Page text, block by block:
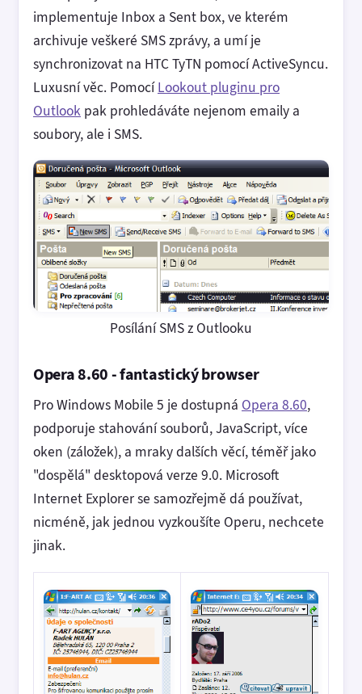
implementuje Inbox a Sent box, ve kterém
archivuje veškeré SMS zprávy, a umí je
synchronizovat na HTC TyTN pomocí ActiveSyncu.
Luxusní věc. PomocíLookout pluginu pro
Outlook pak prohledáváte nejenom emaily a
soubory, ale i SMS.
Posílání SMS z Outlooku
Opera 8.60 - fantastický browser
Pro Windows Mobile 5 je dostupná Opera 8.60,
podporuje stahování souborů, JavaScript, více
oken (záložek), a mraky dalších věcí, téměř jako
"dospělá" desktopová verze 9.0. Microsoft
Internet Explorer se samozřejmě dá používat,
nicméně, jak jednou vyzkoušíte Operu, nechcete
jinak.